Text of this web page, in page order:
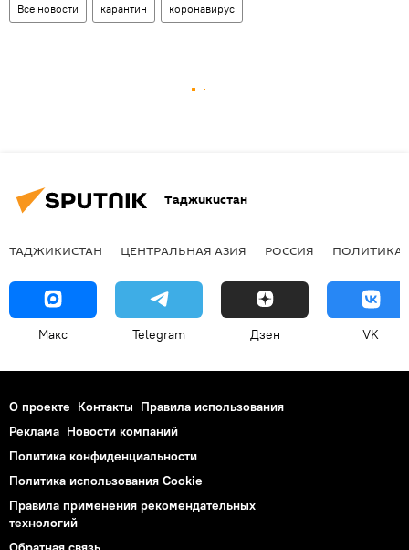
Все новости карантин коронавирус
Таджикистан
ТАДЖИКИСТАН ЦЕНТРАЛЬНАЯ АЗИЯ РОССИЯ ПОЛИТИКА
Макс Telegram Дзен VK
О проекте Контакты Правила использования
Реклама Новости компаний
Политика конфиденциальности
Политика использования Cookie
Правила применения рекомендательных
технологий